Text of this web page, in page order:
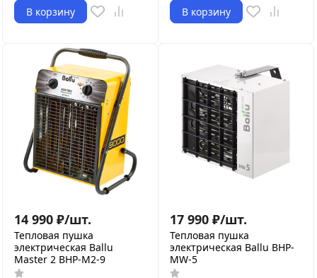
В корзину В корзину
14 990 ₽/шт.
Тепловая пушка
электрическая Ballu
Master 2 BHP-M2-9
17 990 ₽/шт.
Тепловая пушка
электрическая Ballu BHP-
MW-5